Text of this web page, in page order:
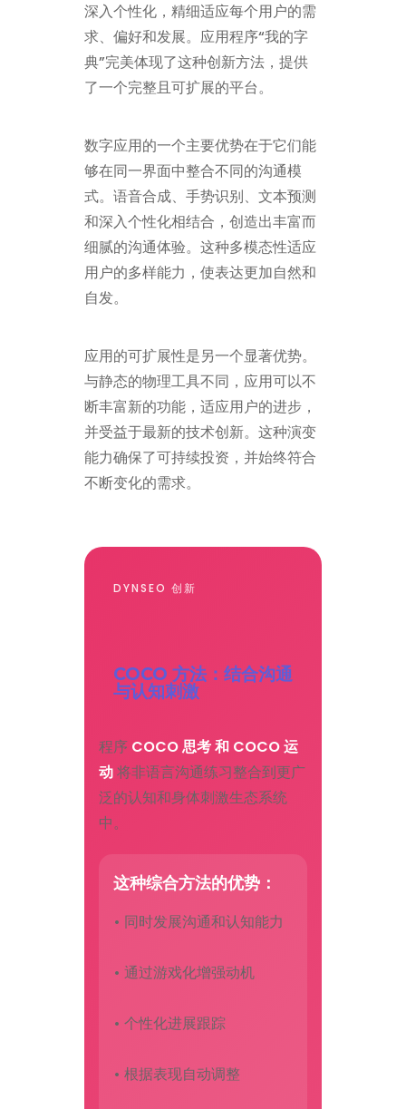
深入个性化，精细适应每个用户的需
求、偏好和发展。应用程序“我的字
典”完美体现了这种创新方法，提供
了一个完整且可扩展的平台。
数字应用的一个主要优势在于它们能
够在同一界面中整合不同的沟通模
式。语音合成、手势识别、文本预测
和深入个性化相结合，创造出丰富而
细腻的沟通体验。这种多模态性适应
用户的多样能力，使表达更加自然和
自发。
应用的可扩展性是另一个显著优势。
与静态的物理工具不同，应用可以不
断丰富新的功能，适应用户的进步，
并受益于最新的技术创新。这种演变
能力确保了可持续投资，并始终符合
不断变化的需求。
DYNSEO 创新
COCO 方法：结合沟通
与认知刺激
程序 COCO 思考 和 COCO 运
动将非语言沟通练习整合到更广
泛的认知和身体刺激生态系统
中。
这种综合方法的优势：
• 同时发展沟通和认知能力
• 通过游戏化增强动机
• 个性化进展跟踪
• 根据表现自动调整